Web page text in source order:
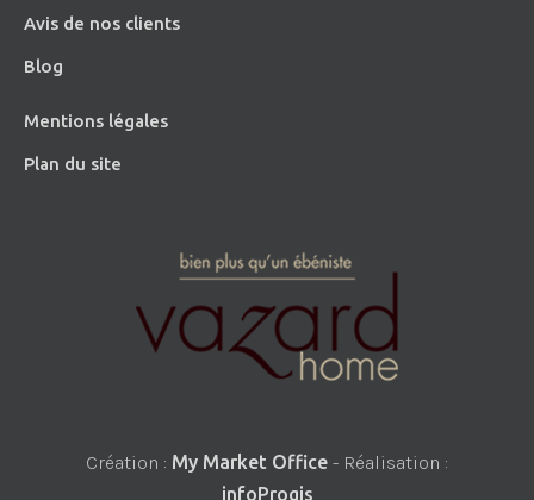
Avis de nos clients
Blog
Mentions légales
Plan du site
Création : My Market Office - Réalisation :
infoProgis